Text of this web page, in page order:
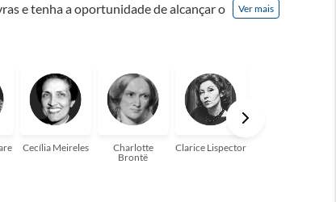
e tenha a oportunidade de alcançar o
Ver mais
Cecília Meireles
Charlotte
Brontë
Clarice Lispector